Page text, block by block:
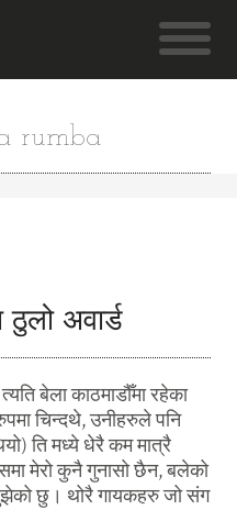
rumba
ठुलो अवार्ड
बेला काठमाडौँमा रहेका
चिन्दथे, उनीहरुले पनि
ति मध्ये धेरै कम मात्रै
मेरो कुनै गुनासो छैन, बलेको
छु। थोरै गायकहरु जो संग